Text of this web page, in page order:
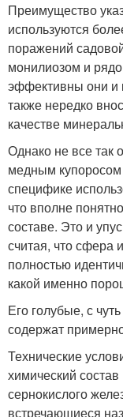
Преимущество
используются
поражений
монилиозом и
эффективны они и
также нередко
качестве
Однако не все так
медным купоросом
специфике
что вполне
составе. Это и
считая, что сфера
полностью
какой именно
Его голубые, с
содержат
Технические
химический
сернокислого
встречающиеся